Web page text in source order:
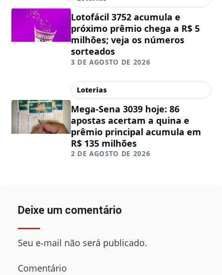
Lotofácil 3752 acumula e
próximo prêmio chega a R$ 5
milhões; veja os números
sorteados
3 DE AGOSTO DE 2026
Loterias
Mega-Sena 3039 hoje: 86
apostas acertam a quina e
prêmio principal acumula em
R$ 135 milhões
2 DE AGOSTO DE 2026
Deixe um comentário
Seu e‑mail não será publicado.
Comentário